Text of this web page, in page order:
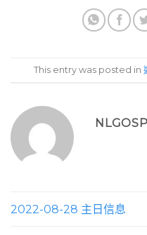
This entry was posted in
2022-08-28 主日信息